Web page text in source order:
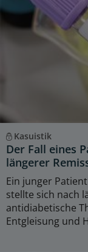
Kasuistik
Der Fall eines
längerer
Ein junger
stellte sich nach
antidiabetische
Entgleisung und